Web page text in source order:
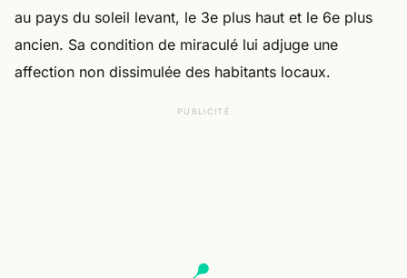
au pays du soleil levant, le 3e plus haut et le 6e plus
ancien. Sa condition de miraculé lui adjuge une
affection non dissimulée des habitants locaux.
PUBLICITÉ